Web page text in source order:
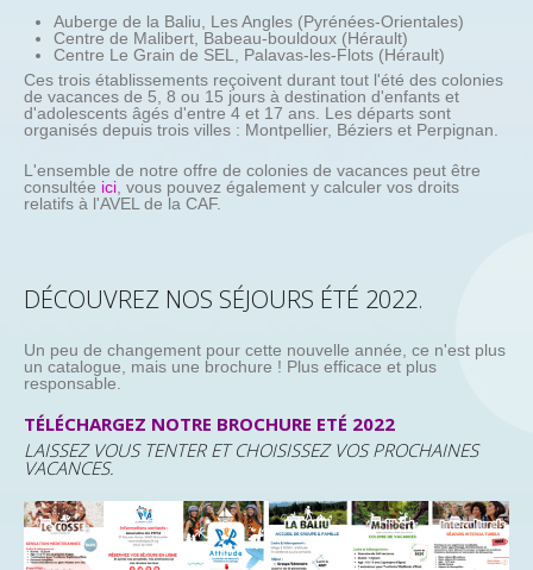
Auberge de la Baliu, Les Angles (Pyrénées-Orientales)
Centre de Malibert, Babeau-bouldoux (Hérault)
Centre Le Grain de SEL, Palavas-les-Flots (Hérault)
Ces trois établissements reçoivent durant tout l'été des colonies
de vacances de 5, 8 ou 15 jours à destination d'enfants et
d'adolescents âgés d'entre 4 et 17 ans. Les départs sont
organisés depuis trois villes : Montpellier, Béziers et Perpignan.
L'ensemble de notre offre de colonies de vacances peut être
consultée ici, vous pouvez également y calculer vos droits
relatifs à l'AVEL de la CAF.
DÉCOUVREZ NOS SÉJOURS ÉTÉ 2022.
Un peu de changement pour cette nouvelle année, ce n'est plus
un catalogue, mais une brochure ! Plus efficace et plus
responsable.
TÉLÉCHARGEZ NOTRE BROCHURE ETÉ 2022
LAISSEZ VOUS TENTER ET CHOISISSEZ VOS PROCHAINES
VACANCES.